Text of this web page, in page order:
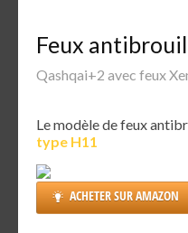
Feux
Qashqai+2 avec feux
Le modèle de feux
type H11
ACHETER SUR AMAZON